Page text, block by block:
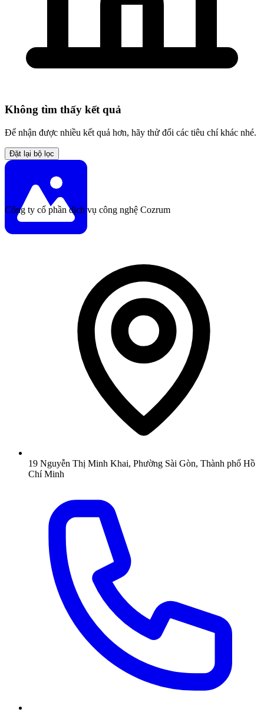
Không tìm thấy kết quả
Để nhận được nhiều kết quả hơn, hãy thử đổi các tiêu chí khác nhé.
Đặt lại bộ lọc
Công ty cổ phần dịch vụ công nghệ Cozrum
19 Nguyễn Thị Minh Khai, Phường Sài Gòn, Thành phố Hồ
Chí Minh